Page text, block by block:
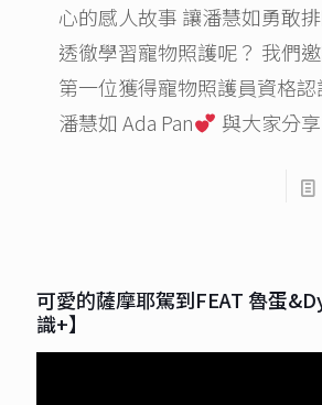
心的感人故事 讓潘慧如勇敢
透徹學習寵物照護呢？ 我們
第一位獲得寵物照護員資格
潘慧如 Ada Pan
與大家分
可愛的薩摩耶駕到FEAT 魯蛋
識+】